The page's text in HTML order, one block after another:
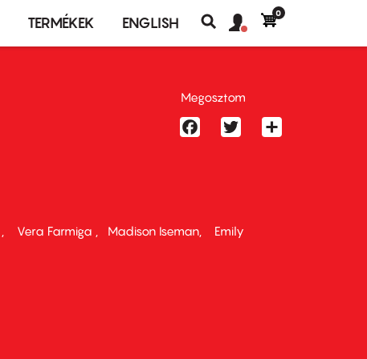
TERMÉKEK ENGLISH
Keresés
fiók
Felhasználói
0
Vera Farmiga Madison Iseman
Emily
Megosztom
FacebookTwitter